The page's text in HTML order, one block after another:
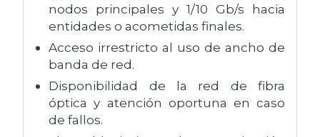
nodos principales y 1/10 Gb/s hacia
entidades o acometidas finales.
Acceso irrestricto al uso de ancho de
banda de red.
Disponibilidad de la red de fibra
óptica y atención oportuna en caso
de fallos.